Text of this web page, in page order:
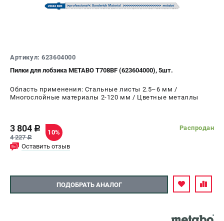
Артикул: 623604000
Пилки для лобзика METABO T708BF (623604000), 5шт.
Область применения: Стальные листы 2.5–6 мм /
Многослойные материалы 2-120 мм / Цветные металлы
3 804 c
4 227c
10%
Распродан
Оставить отзыв
ПОДОБРАТЬ АНАЛОГ